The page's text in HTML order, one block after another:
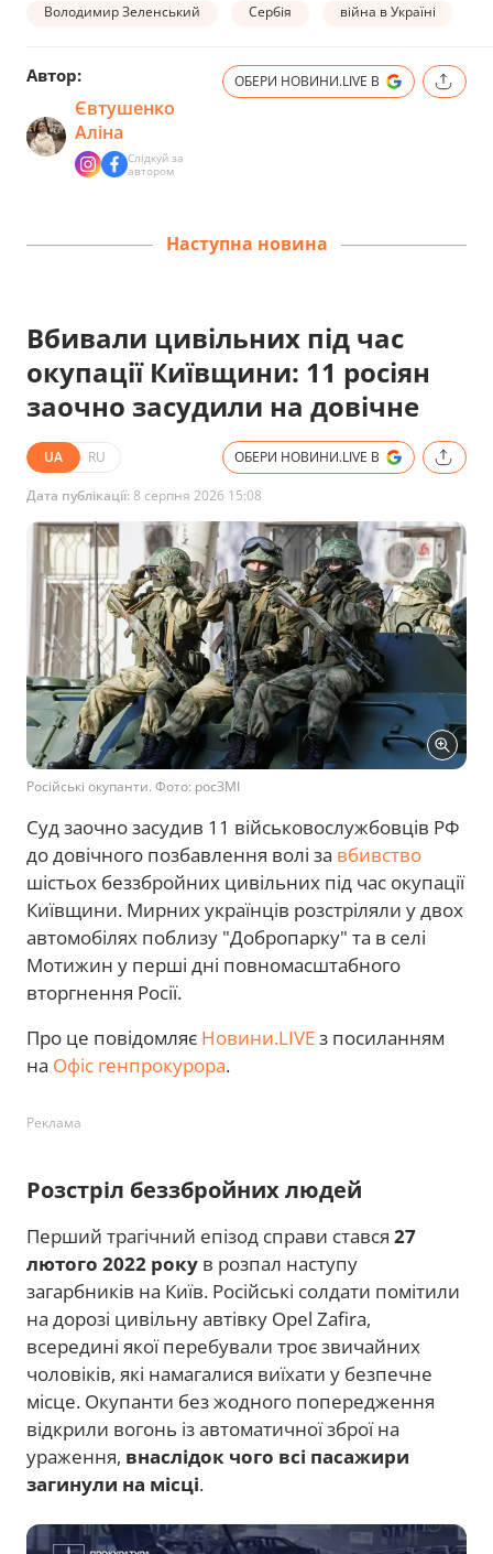
Володимир Зеленський Сербія війна в Україні
Автор:
Євтушенко
Аліна
Слідкуй за
автором
ОБЕРИ НОВИНИ.LIVE В
Наступна новина
Вбивали цивільних під час
окупації Київщини: 11 росіян
заочно засудили на довічне
UA RU ОБЕРИ НОВИНИ.LIVE В
Дата публікації:8 серпня 2026 15:08
Російські окупанти. Фото: росЗМІ
Суд заочно засудив 11 військовослужбовців РФ
до довічного позбавлення волі за вбивство
шістьох беззбройних цивільних під час окупації
Київщини. Мирних українців розстріляли у двох
автомобілях поблизу "Добропарку" та в селі
Мотижин у перші дні повномасштабного
вторгнення Росії.
Про це повідомляє Новини.LIVEз посиланням
на Офіс генпрокурора.
Реклама
Розстріл беззбройних людей
Перший трагічний епізод справи стався 27
лютого 2022 року в розпал наступу
загарбників на Київ. Російські солдати помітили
на дорозі цивільну автівку Opel Zafira,
всередині якої перебували троє звичайних
чоловіків, які намагалися виїхати у безпечне
місце. Окупанти без жодного попередження
відкрили вогонь із автоматичної зброї на
ураження, внаслідок чого всі пасажири
загинули на місці.